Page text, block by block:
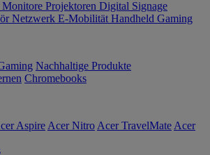
Monitore Projektoren Digital Signage
Netzwerk E-Mobilität Handheld Gaming
Nachhaltige Produkte
Chromebooks
Aspire Acer Nitro Acer TravelMate Acer